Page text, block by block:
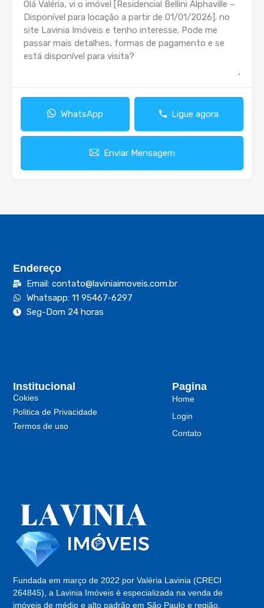
WhatsApp Ligue agora
Enviar Mensagem
Fundada em março de 2022 por Valéria Lavinia (CRECI
264845), a Lavinia Imóveis é especializada na venda de
imóveis de médio e alto padrão em São Paulo e região.
Pagina
Home
Login
Contato
Institucional
Cokies
Politica de Privacidade
Termos de uso
Endereço
Email: contato@laviniaimoveis.com.br
Whatsapp: 11 95467-6297
Seg-Dom 24 horas